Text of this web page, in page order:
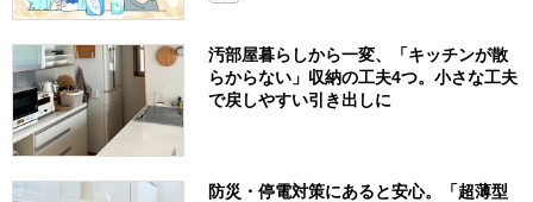
汚部屋暮らしから一変、「キッチンが散
らからない」収納の工夫4つ。小さな工夫
で戻しやすい引き出しに
防災・停電対策にあると安心。「超薄型